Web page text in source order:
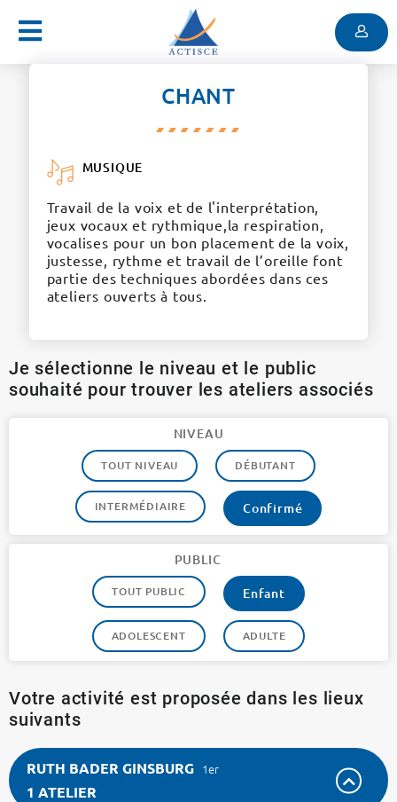
Menu
CHANT
MUSIQUE
Travail de la voix et de l'interprétation,
jeux vocaux et rythmique,la respiration,
vocalises pour un bon placement de la voix,
justesse, rythme et travail de l’oreille font
partie des techniques abordées dans ces
ateliers ouverts à tous.
Je sélectionne le niveau et le public
souhaité pour trouver les ateliers associés
NIVEAU
TOUT NIVEAU DÉBUTANT
INTERMÉDIAIRE Confirmé
PUBLIC
TOUT PUBLIC Enfant
ADOLESCENT ADULTE
Votre activité est proposée dans les lieux
suivants
RUTH BADER GINSBURG 1er
1 ATELIER